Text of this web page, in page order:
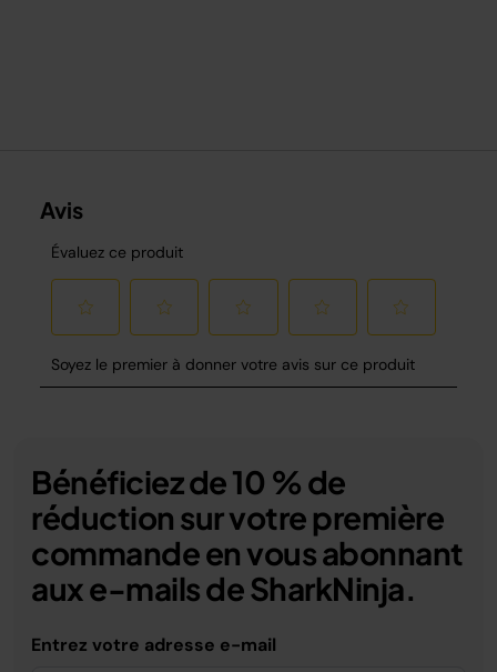
Bénéficiez de 10 % de
réduction sur votre première
commande en vous abonnant
aux e-mails de SharkNinja.
Entrez votre adresse e-mail